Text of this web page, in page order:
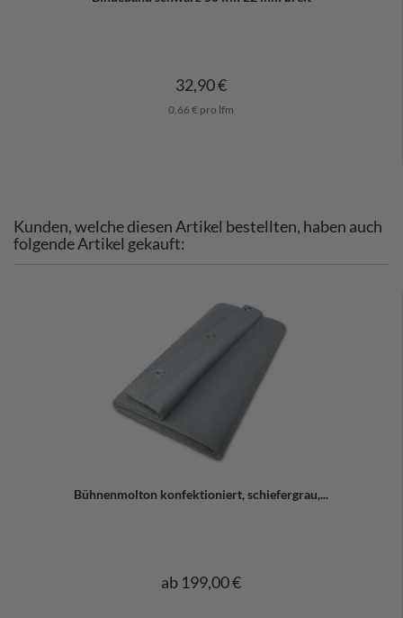
32,90 €
0,66 € pro lfm
Kunden, welche diesen Artikel bestellten, haben auch
folgende Artikel gekauft:
Bühnenmolton konfektioniert, schiefergrau,...
ab 199,00 €